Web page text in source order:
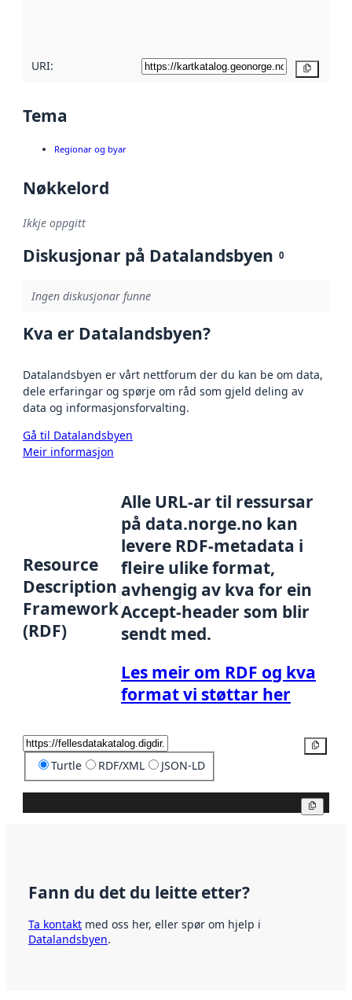
URI:
Tema
Regionar og byar
Nøkkelord
Ikkje oppgitt
Diskusjonar på Datalandsbyen 0
Ingen diskusjonar funne
Kva er Datalandsbyen?
Datalandsbyen er vårt nettforum der du kan be om data,
dele erfaringar og spørje om råd som gjeld deling av
data og informasjonsforvalting.
Gå til Datalandsbyen
Meir informasjon
Resource
Description
Framework
(RDF)
Alle URL-ar til ressursar
på data.norge.no kan
levere RDF-metadata i
fleire ulike format,
avhengig av kva for ein
Accept-header som blir
sendt med.
Les meir om RDF og kva
format vi støttar her
Turtle RDF/XML JSON-LD
Fann du det du leitte etter?
Ta kontakt med oss her, eller spør om hjelp i
Datalandsbyen.